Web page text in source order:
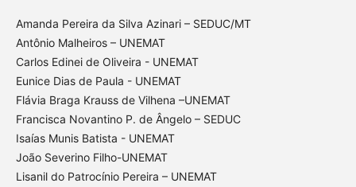
Amanda Pereira da Silva Azinari – SEDUC/MT
Antônio Malheiros – UNEMAT
Carlos Edinei de Oliveira - UNEMAT
Eunice Dias de Paula - UNEMAT
Flávia Braga Krauss de Vilhena –UNEMAT
Francisca Novantino P. de Ângelo – SEDUC
Isaías Munis Batista - UNEMAT
João Severino Filho-UNEMAT
Lisanil do Patrocínio Pereira – UNEMAT